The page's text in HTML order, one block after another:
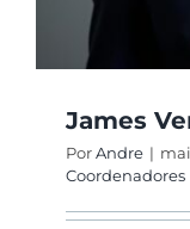
James
PorAndre |
Coordenadores